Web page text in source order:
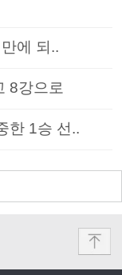
에 되..
8강으로
한 1승 선..